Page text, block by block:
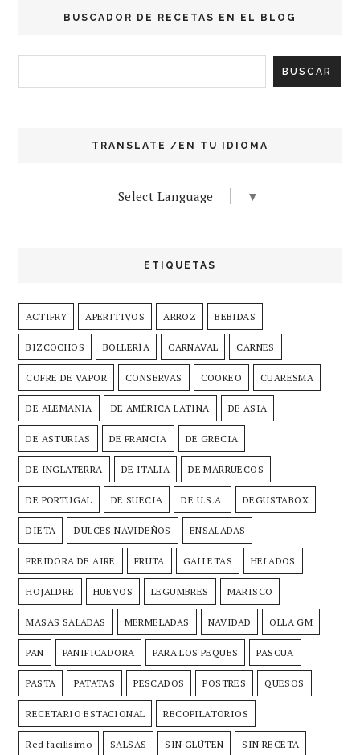
BUSCADOR DE RECETAS EN EL BLOG
TRANSLATE /EN TU IDIOMA
Select Language ▼
ETIQUETAS
ACTIFRY APERITIVOS ARROZ BEBIDAS
BIZCOCHOS BOLLERÍA CARNAVAL CARNES
COFRE DE VAPOR CONSERVAS COOKEO CUARESMA
DE ALEMANIA DE AMÉRICA LATINA DE ASIA
DE ASTURIAS DE FRANCIA DE GRECIA
DE INGLATERRA DE ITALIA DE MARRUECOS
DE PORTUGAL DE SUECIA DE U.S.A. DEGUSTABOX
DIETA DULCES NAVIDEÑOS ENSALADAS
FREIDORA DE AIRE FRUTA GALLETAS HELADOS
HOJALDRE HUEVOS LEGUMBRES MARISCO
MASAS SALADAS MERMELADAS NAVIDAD OLLA GM
PAN PANIFICADORA PARA LOS PEQUES PASCUA
PASTA PATATAS PESCADOS POSTRES QUESOS
RECETARIO ESTACIONAL RECOPILATORIOS
Red facilísimo SALSAS SIN GLÚTEN SIN RECETA